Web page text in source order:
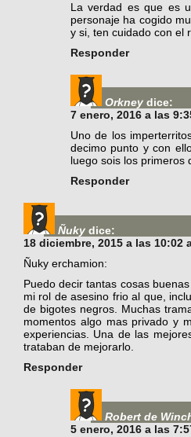
La verdad es que es
personaje ha cogido
y si, ten cuidado con el
Responder
Orkney dice:
7 enero, 2016 a las
Uno de los
decimo punto y con
luego sois los primeros
Responder
Ñuky dice:
18 diciembre, 2015 a las 10:02
Ñuky erchamion:
Puedo decir tantas cosas
mi rol de asesino frio al que,
de bigotes negros. Muchas
momentos algo mas privado y
experiencias. Una de las
trataban de mejorarlo.
Responder
Robert de
5 enero, 2016 a las